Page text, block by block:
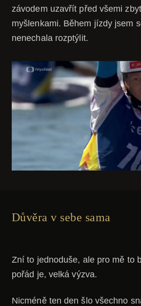
závodem uzavřít před všemi
myšlenkami. Během jízdy jsem
nenechala rozptýlit.
Důvěra v sebe sama
Zní to jednoduše, ale pro mě to
pořád je, velká výzva.
Nicméně ten den šlo všechno